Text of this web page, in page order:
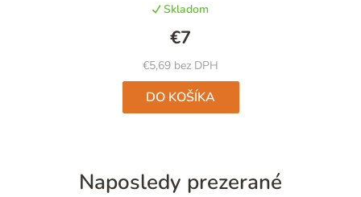
je
4,7
z
5
hviezdičiek.
Skladom
€5,69 bez DPH
€7
DO KOŠÍKA
Naposledy prezerané